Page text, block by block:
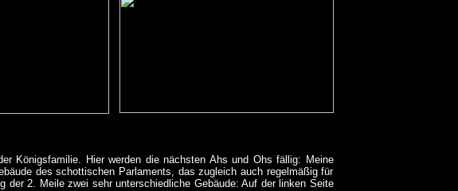
Königsfamilie. Hier werden die nächsten Ahs und Ohs fällig: Meine
des schottischen Parlaments, das zugleich auch regelmäßig für
der 2. Meile zwei sehr unterschiedliche Gebäude: Auf der linken Seite